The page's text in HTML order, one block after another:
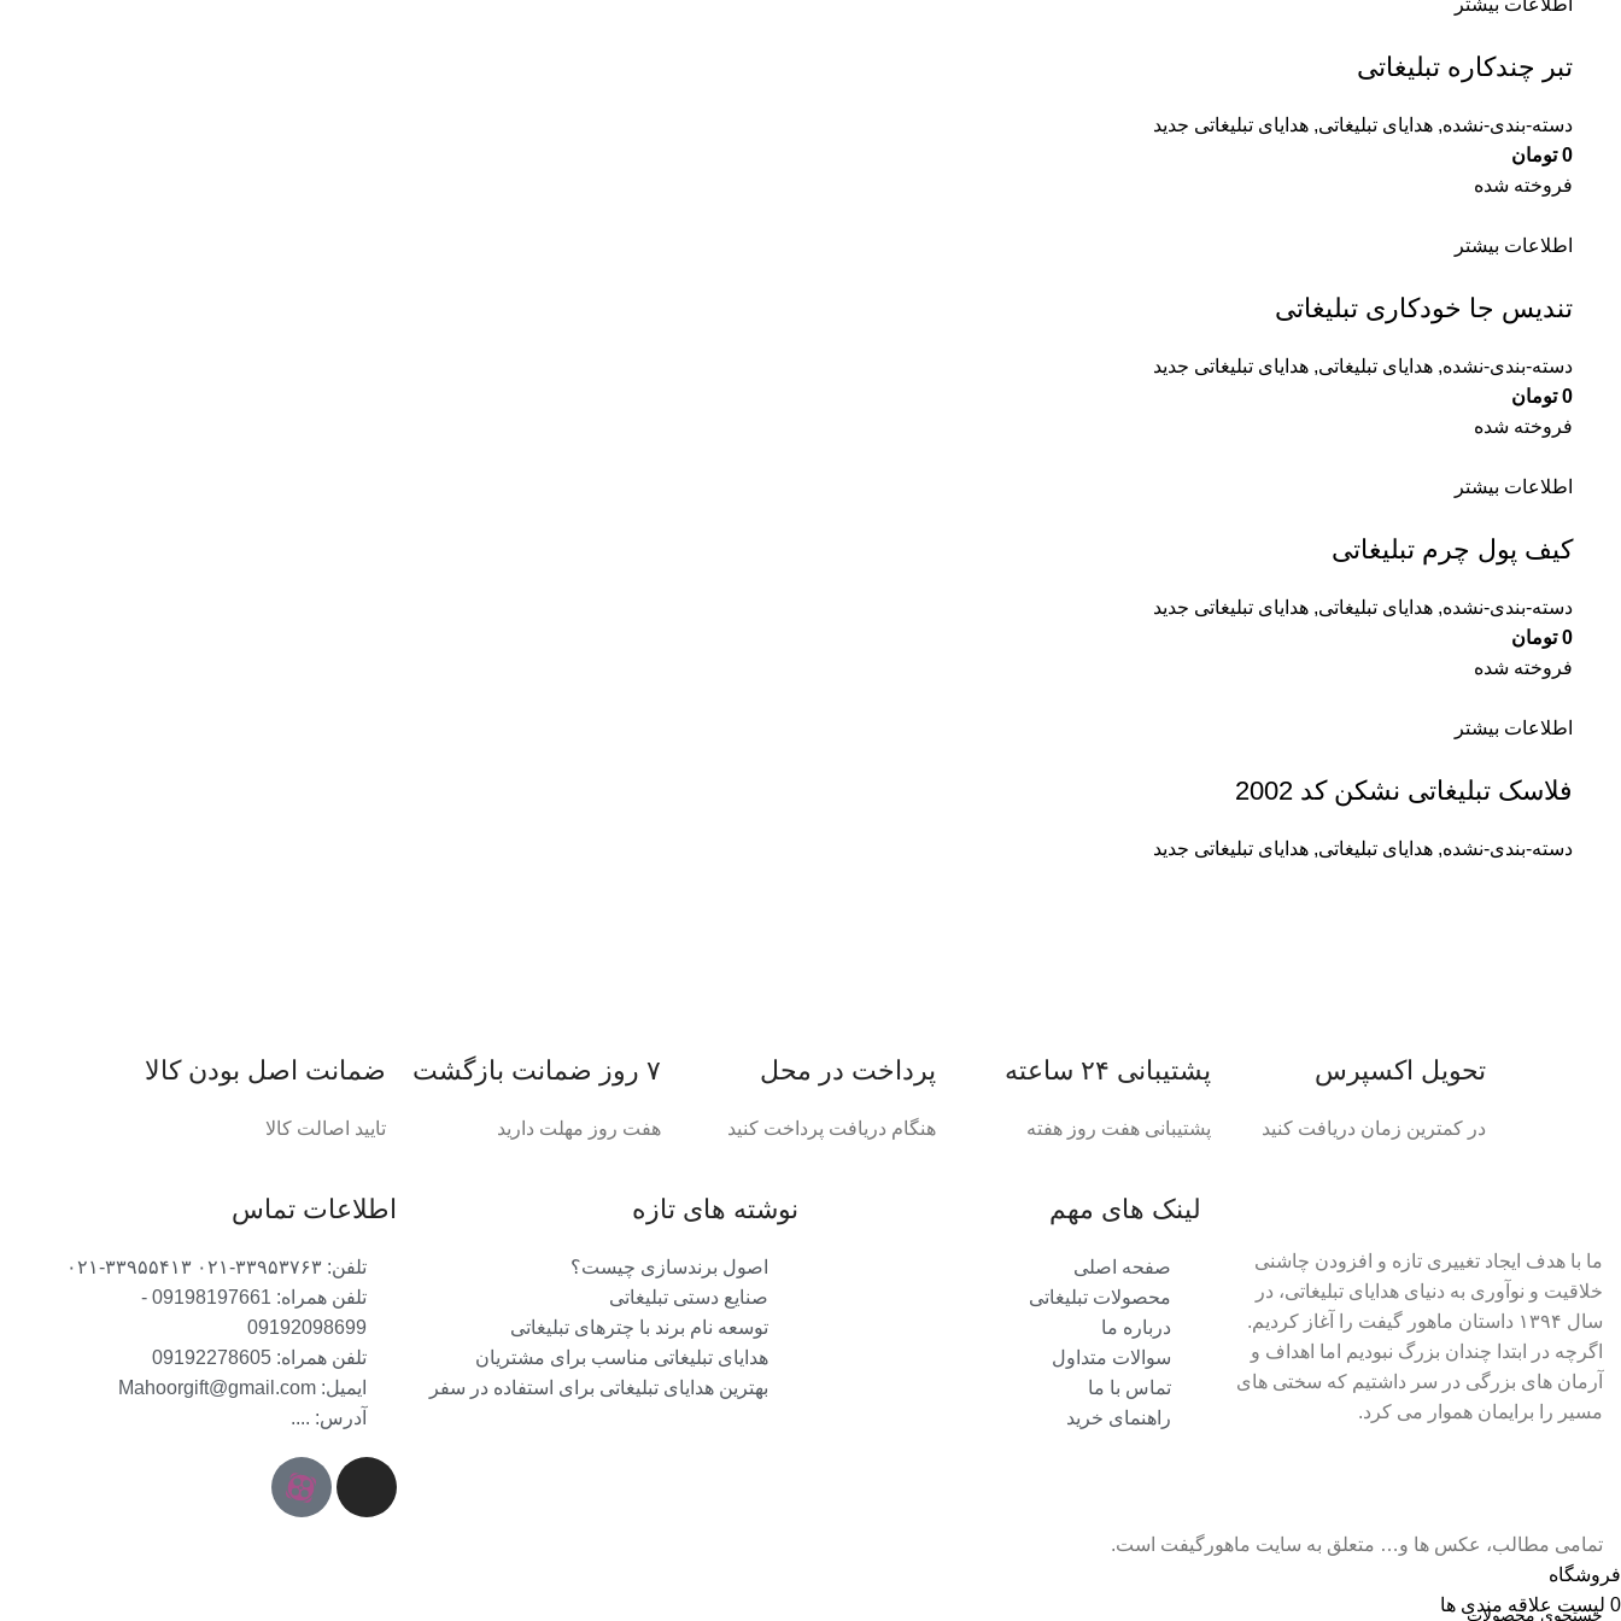
اطلاعات بیشتر
تبر چندکاره تبلیغاتی
دسته-بندی-نشده, هدایای تبلیغاتی, هدایای تبلیغاتی جدید
0 تومان
فروخته شده
اطلاعات بیشتر
تندیس جا خودکاری تبلیغاتی
دسته-بندی-نشده, هدایای تبلیغاتی, هدایای تبلیغاتی جدید
0 تومان
فروخته شده
اطلاعات بیشتر
کیف پول چرم تبلیغاتی
دسته-بندی-نشده, هدایای تبلیغاتی, هدایای تبلیغاتی جدید
0 تومان
فروخته شده
اطلاعات بیشتر
فلاسک تبلیغاتی نشکن کد 2002
دسته-بندی-نشده, هدایای تبلیغاتی, هدایای تبلیغاتی جدید
تحویل اکسپرس
در کمترین زمان دریافت کنید
پشتیبانی ۲۴ ساعته
پشتیبانی هفت روز هفته
پرداخت در محل
هنگام دریافت پرداخت کنید
۷ روز ضمانت بازگشت
هفت روز مهلت دارید
ضمانت اصل‌ بودن کالا
تایید اصالت کالا
ما با هدف ایجاد تغییری تازه و افزودن چاشنی
خلاقیت و نوآوری به دنیای هدایای تبلیغاتی، در
سال ۱۳۹۴ داستان ماهور گیفت را آغاز کردیم.
اگرچه در ابتدا چندان بزرگ نبودیم اما اهداف و
آرمان های بزرگی در سر داشتیم که سختی های
مسیر را برایمان هموار می کرد.
لینک های مهم
صفحه اصلی
محصولات تبلیغاتی
درباره ما
سوالات متداول
تماس با ما
راهنمای خرید
نوشته های تازه
اصول برندسازی چیست؟
صنایع دستی تبلیغاتی
توسعه نام برند با چترهای تبلیغاتی
هدایای تبلیغاتی مناسب برای مشتریان
بهترین هدایای تبلیغاتی برای استفاده در سفر
اطلاعات تماس
تلفن: ۳۳۹۵۳۷۶۳-۰۲۱ ۳۳۹۵۵۴۱۳-۰۲۱
تلفن همراه: 09198197661 -
09192098699
تلفن همراه: 09192278605
ایمیل: Mahoorgift@gmail.com
آدرس: ....
تمامی مطالب، عکس ها و… متعلق به سایت ماهورگیفت است.
فروشگاه
0 لیست علاقه مندی ها